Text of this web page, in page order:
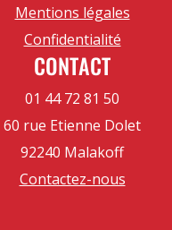
Mentions légales
Confidentialité
CONTACT
01 44 72 81 50
60 rue Etienne Dolet
92240 Malakoff
Contactez-nous